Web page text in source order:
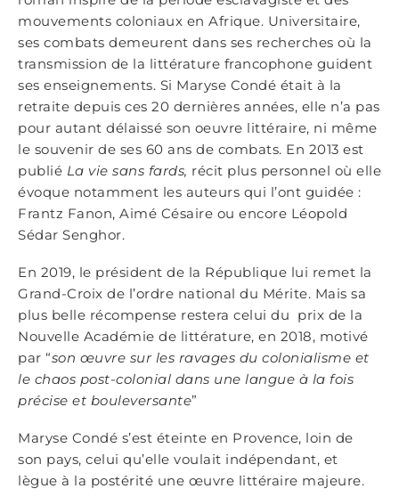
mouvements coloniaux en Afrique. Universitaire,
ses combats demeurent dans ses recherches où la
transmission de la littérature francophone guident
ses enseignements. Si Maryse Condé était à la
retraite depuis ces 20 dernières années, elle n’a pas
pour autant délaissé son oeuvre littéraire, ni même
le souvenir de ses 60 ans de combats. En 2013 est
publié La vie sans fards, récit plus personnel où elle
évoque notamment les auteurs qui l’ont guidée :
Frantz Fanon, Aimé Césaire ou encore Léopold
Sédar Senghor.
En 2019, le président de la République lui remet la
Grand-Croix de l’ordre national du Mérite. Mais sa
plus belle récompense restera celui du prix de la
Nouvelle Académie de littérature, en 2018, motivé
par “son œuvre sur les ravages du colonialisme et
le chaos post-colonial dans une langue à la fois
précise et bouleversante”
Maryse Condé s’est éteinte en Provence, loin de
son pays, celui qu’elle voulait indépendant, et
lègue à la postérité une œuvre littéraire majeure.